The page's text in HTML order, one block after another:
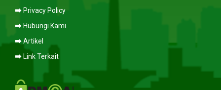
⮕ Privacy Policy
⮕ Hubungi Kami
⮕ Artikel
⮕ Link Terkait